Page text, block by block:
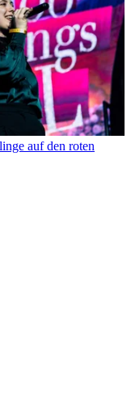
auf den roten